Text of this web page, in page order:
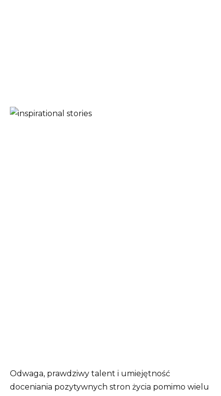
Odwaga, prawdziwy talent i umiejętność
doceniania pozytywnych stron życia pomimo wielu